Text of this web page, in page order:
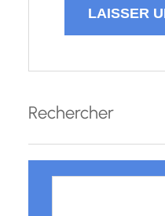
Rechercher